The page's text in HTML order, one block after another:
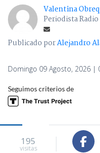
Valentina
Periodista
Publicado porAlejandro
Domingo 09 Agosto, 2026 |
Seguimos criterios de
195
visitas